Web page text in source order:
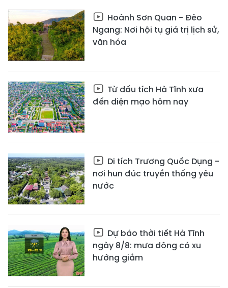
Hoành Sơn Quan - Đèo
Ngang: Nơi hội tụ giá trị lịch sử,
văn hóa
Từ dấu tích Hà Tĩnh xưa
đến diện mạo hôm nay
Di tích Trương Quốc Dụng -
nơi hun đúc truyền thống yêu
nước
Dự báo thời tiết Hà Tĩnh
ngày 8/8: mưa dông có xu
hướng giảm